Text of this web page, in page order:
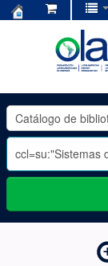
OLADE
-